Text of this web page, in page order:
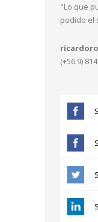
"Lo que
podido el
(+56 9)